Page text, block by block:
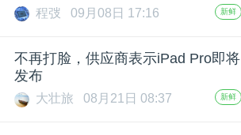
动
中
程弢 09月08日 17:16 新鲜
不再打脸，供应商表示iPad Pro即将
发布
大壮旅 08月21日 08:37 新鲜